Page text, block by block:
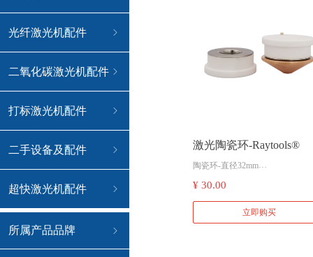
激光陶瓷环-Raytools®
陶瓷环-直径32mm
¥ 30.00
立即购买
ꁇ
所属产品品牌
ꁇ
光纤激光机配件
ꁇ
二氧化碳激光机配件
ꁇ
打标激光机配件
ꁇ
二手设备及配件
ꁇ
超快激光机配件